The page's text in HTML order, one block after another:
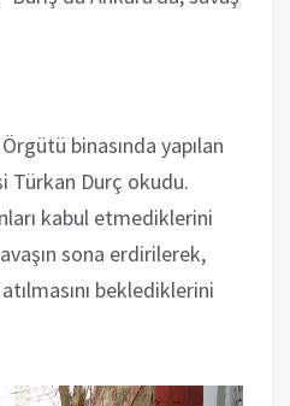
binasında yapılan
Türkan Durç okudu.
kabul etmediklerini
sona erdirilerek,
beklediklerini